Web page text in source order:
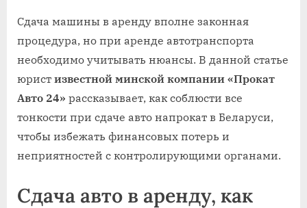
Сдача машины в аренду вполне законная
процедура, но при аренде автотранспорта
необходимо учитывать нюансы. В данной статье
юрист известной минской компании «Прокат
Авто 24» рассказывает, как соблюсти все
тонкости при сдаче авто напрокат в Беларуси,
чтобы избежать финансовых потерь и
неприятностей с контролирующими органами.
Сдача авто в аренду, как